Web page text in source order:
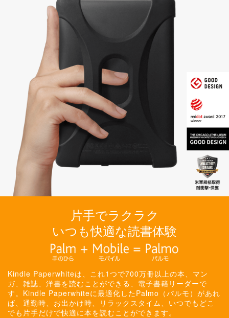
片手でラクラク
いつも快適な読書体験
Kindle Paperwhiteは、これ1つで700万冊以上の本、マン
ガ、雑誌、洋書を読むことができる、電子書籍リーダーで
す。Kindle Paperwhiteに最適化したPalmo（パルモ）があれ
ば、通勤時、お出かけ時、リラックスタイム、いつでもどこ
でも片手だけで快適に本を読むことができます。